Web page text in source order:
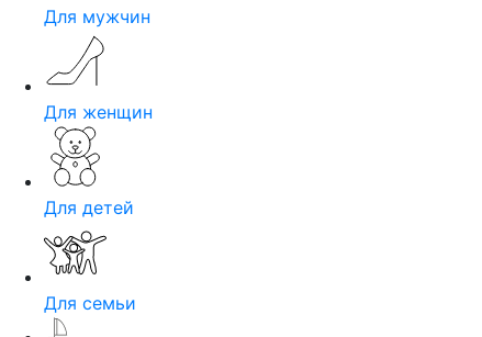
Для мужчин
Для женщин
Для детей
Для семьи